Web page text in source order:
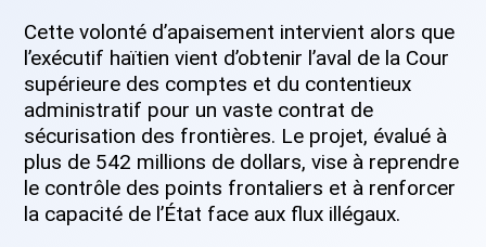
Cette volonté d’apaisement intervient alors que
l’exécutif haïtien vient d’obtenir l’aval de la Cour
supérieure des comptes et du contentieux
administratif pour un vaste contrat de
sécurisation des frontières. Le projet, évalué à
plus de 542 millions de dollars, vise à reprendre
le contrôle des points frontaliers et à renforcer
la capacité de l’État face aux flux illégaux.